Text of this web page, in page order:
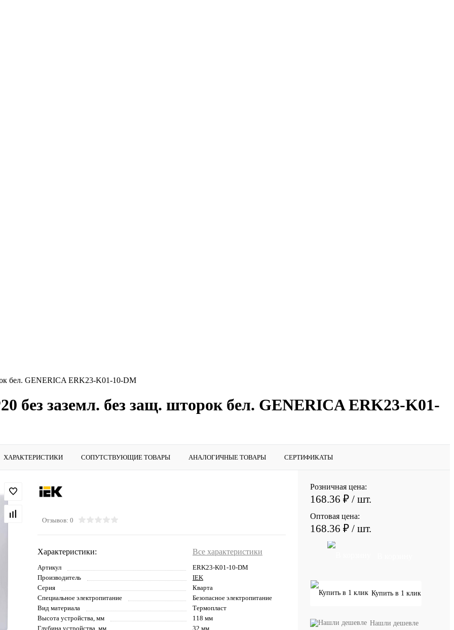
бел. GENERICA ERK23-K01-10-DM
без заземл. без защ. шторок бел. GENERICA ERK23-K01-
ХАРАКТЕРИСТИКИ СОПУТСТВУЮЩИЕ ТОВАРЫ АНАЛОГИЧНЫЕ ТОВАРЫ СЕРТИФИКАТЫ
Отзывов: 0
Характеристики: Все характеристики
Артикул
ERK23-K01-10-DM
Производитель
IEK
Серия
Кварта
Cпециальное электропитание
Безопасное электропитание
Вид материала
Термопласт
Высота устройства, мм
118 мм
Глубина устройства, мм
32 мм
Розничная цена:
168.36 ₽ / шт.
Оптовая цена:
168.36 ₽ / шт.
Купить в 1 клик
Нашли дешевле